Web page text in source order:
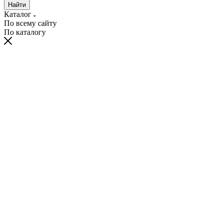
Найти
Каталог
По всему сайту
По каталогу